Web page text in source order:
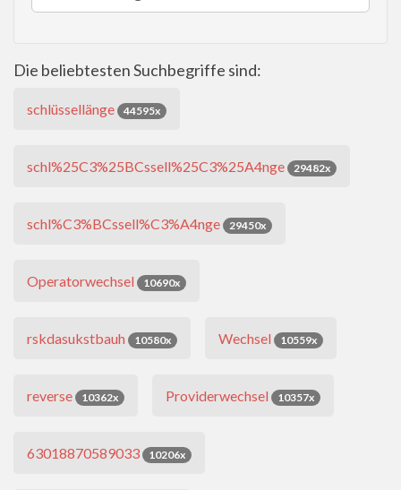
Die beliebtesten Suchbegriffe sind:
schlüssellänge 44595x
schl%25C3%25BCssell%25C3%25A4nge 29482x
schl%C3%BCssell%C3%A4nge 29450x
Operatorwechsel 10690x
rskdasukstbauh 10580x Wechsel 10559x
reverse 10362x Providerwechsel 10357x
63018870589033 10206x